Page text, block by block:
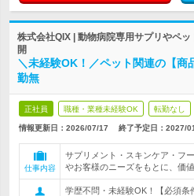
株式会社QIX | 動物病院専用サプリやペ
開
＼未経験OK！／ペット関連の【
勤無
正社員 職種・業種未経験OK 転勤なし
情報更新日：2026/07/17 終了予定日： 2027/
仕事内容
サプリメント・スキンケア・フ
やお客様のニーズをもとに、価
学歴不問・未経験OK！【必須条